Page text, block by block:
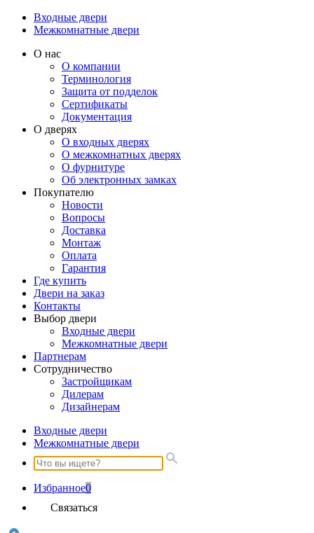
Входные двери
Межкомнатные двери
О нас
О компании
Терминология
Защита от подделок
Сертификаты
Документация
О дверях
О входных дверях
О межкомнатных дверях
О фурнитуре
Об электронных замках
Покупателю
Новости
Вопросы
Доставка
Монтаж
Оплата
Гарантия
Где купить
Двери на заказ
Контакты
Выбор двери
Входные двери
Межкомнатные двери
Партнерам
Сотрудничество
Застройщикам
Дилерам
Дизайнерам
Входные двери
Межкомнатные двери
Избранное0
Связаться